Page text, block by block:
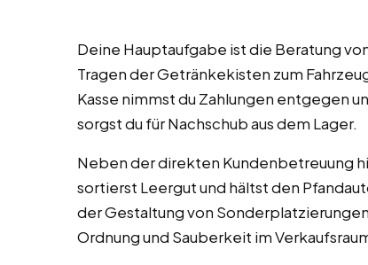
Deine Hauptaufgabe ist die Beratung
Tragen der Getränkekisten zum
Kasse nimmst du Zahlungen entgegen
sorgst du für Nachschub aus dem Lager.
Neben der direkten Kundenbetreuung
sortierst Leergut und hältst den
der Gestaltung von
Ordnung und Sauberkeit im